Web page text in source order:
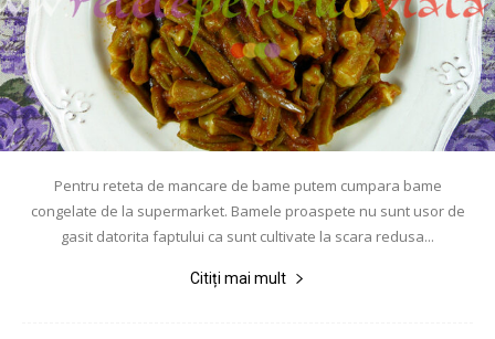
Pentru reteta de mancare de bame putem cumpara bame
congelate de la supermarket. Bamele proaspete nu sunt usor de
gasit datorita faptului ca sunt cultivate la scara redusa...
Citiți mai mult